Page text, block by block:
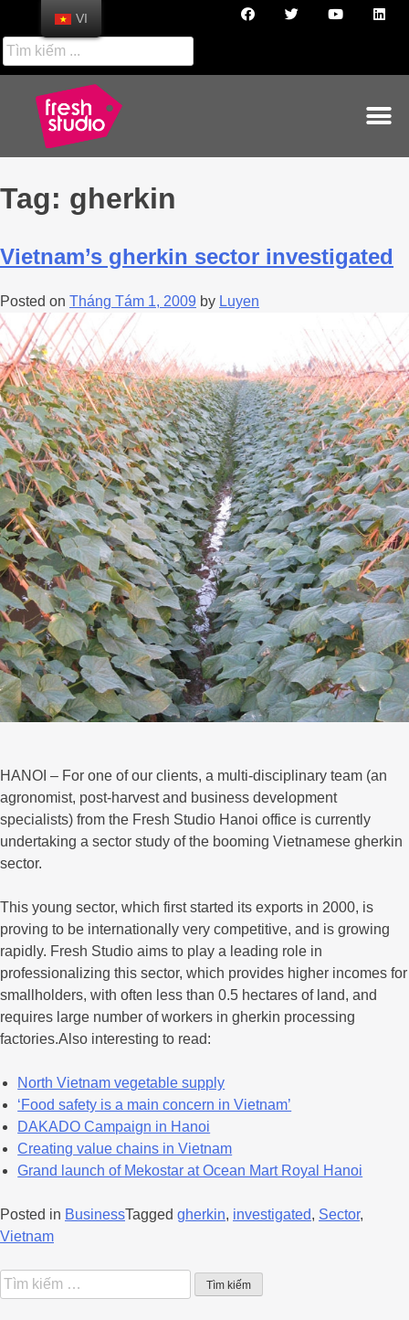
Tag: gherkin
Vietnam’s gherkin sector investigated
Posted on Tháng Tám 1, 2009 by Luyen
HANOI – For one of our clients, a multi-disciplinary team (an
agronomist, post-harvest and business development
specialists) from the Fresh Studio Hanoi office is currently
undertaking a sector study of the booming Vietnamese gherkin
sector.
This young sector, which first started its exports in 2000, is
proving to be internationally very competitive, and is growing
rapidly. Fresh Studio aims to play a leading role in
professionalizing this sector, which provides higher incomes for
smallholders, with often less than 0.5 hectares of land, and
requires large number of workers in gherkin processing
factories.Also interesting to read:
North Vietnam vegetable supply
‘Food safety is a main concern in Vietnam’
DAKADO Campaign in Hanoi
Creating value chains in Vietnam
Grand launch of Mekostar at Ocean Mart Royal Hanoi
Posted in BusinessTagged gherkin, investigated, Sector,
Vietnam
VI